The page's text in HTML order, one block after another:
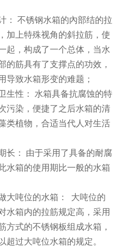
： 不锈钢水箱的內部结的拉
加上特殊视角的斜拉筋，使
起，构成了一个总体，当水
的筋具有了支撑点的功效，
导致水箱形变的难题；
生性： 水箱具备抗腐蚀的特
污染，便捷了之后水箱的清
类植物，合适当代人对生活
长： 由于采用了具备的耐腐
水箱的使用期比一般的水箱
大吨位的水箱： 大吨位的
水箱内的拉筋规定高，采用
方式的不锈钢板组成水箱，
超过大吨位水箱的规定。